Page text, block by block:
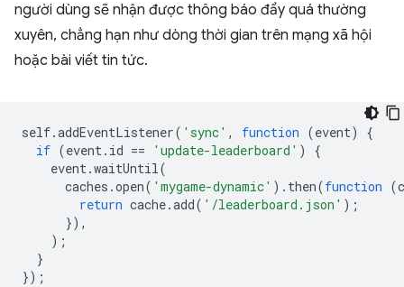
người dùng sẽ nhận được thông báo đẩy quá thường
xuyên, chẳng hạn như dòng thời gian trên mạng xã hội
hoặc bài viết tin tức.
self.addEventListener( 'sync' , function (event)
{
if (event. id == 'update-leaderboard' )
{
event.waitUntil(
caches .open( 'mygame-dynamic' ). then(function (
return cache.add( '/leaderboard.json' );
}),
);
}
});